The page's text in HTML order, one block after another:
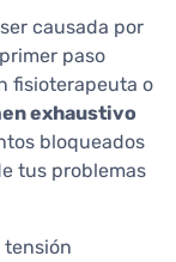
causada por
paso
fisioterapeuta o
exhaustivo
bloqueados
tus problemas
tensión